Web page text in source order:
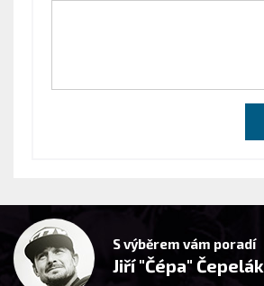
S výběrem vám poradí
Jiří "Čépa" Čepelák